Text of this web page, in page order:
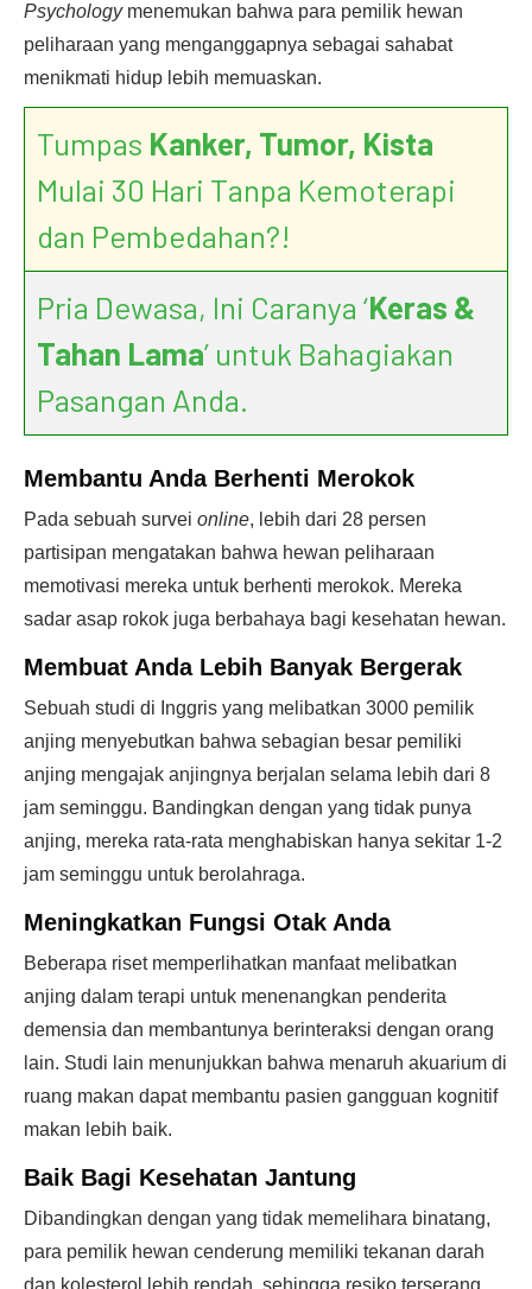
Psychologymenemukan bahwa para pemilik hewan
peliharaan yang menganggapnya sebagai sahabat
menikmati hidup lebih memuaskan.
Tumpas Kanker, Tumor, Kista
Mulai 30 Hari Tanpa Kemoterapi
dan Pembedahan?!
Pria Dewasa, Ini Caranya ‘Keras &
Tahan Lama’ untuk Bahagiakan
Pasangan Anda.
Membantu Anda Berhenti Merokok
Pada sebuah survei online, lebih dari 28 persen
partisipan mengatakan bahwa hewan peliharaan
memotivasi mereka untuk berhenti merokok. Mereka
sadar asap rokok juga berbahaya bagi kesehatan hewan.
Membuat Anda Lebih Banyak Bergerak
Sebuah studi di Inggris yang melibatkan 3000 pemilik
anjing menyebutkan bahwa sebagian besar pemiliki
anjing mengajak anjingnya berjalan selama lebih dari 8
jam seminggu. Bandingkan dengan yang tidak punya
anjing, mereka rata-rata menghabiskan hanya sekitar 1-2
jam seminggu untuk berolahraga.
Meningkatkan Fungsi Otak Anda
Beberapa riset memperlihatkan manfaat melibatkan
anjing dalam terapi untuk menenangkan penderita
demensia dan membantunya berinteraksi dengan orang
lain. Studi lain menunjukkan bahwa menaruh akuarium di
ruang makan dapat membantu pasien gangguan kognitif
makan lebih baik.
Baik Bagi Kesehatan Jantung
Dibandingkan dengan yang tidak memelihara binatang,
para pemilik hewan cenderung memiliki tekanan darah
dan kolesterol lebih rendah, sehingga resiko terserang